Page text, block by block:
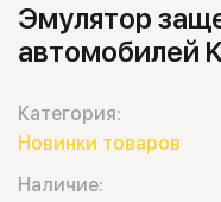
Эмулятор
автомобилей
Категория:
Новинки товаров
Наличие: